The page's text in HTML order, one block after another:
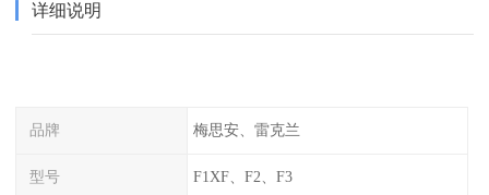
详细说明
品牌 梅思安、雷克兰
型号 F1XF、F2、F3